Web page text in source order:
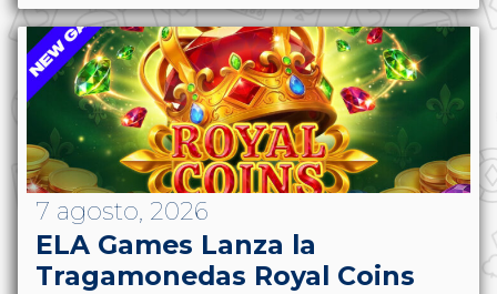
7 agosto, 2026
ELA Games Lanza la
Tragamonedas Royal Coins